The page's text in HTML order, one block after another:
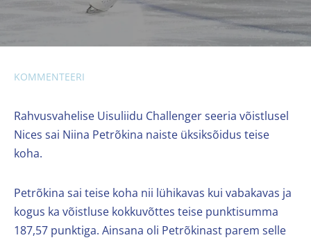
KOMMENTEERI
Rahvusvahelise Uisuliidu Challenger seeria võistlusel
Nices sai Niina Petrõkina naiste üksiksõidus teise
koha.
Petrõkina sai teise koha nii lühikavas kui vabakavas ja
kogus ka võistluse kokkuvõttes teise punktisumma
187,57 punktiga. Ainsana oli Petrõkinast parem selle